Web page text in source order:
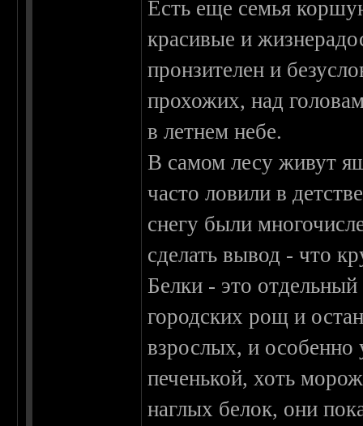
Есть еще семья
красивые и
пронзителен и
прохожих, над
в летнем небе.
В самом лесу живут
часто ловили в
снегу были
сделать вывод - что
Белки - это
городских рощ и
взрослых, и особенно
печенькой, хоть
наглых белок, они